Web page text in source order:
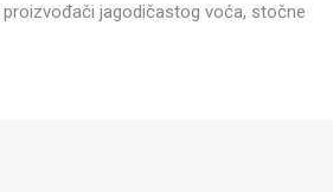
jagodičastog voća, stočne